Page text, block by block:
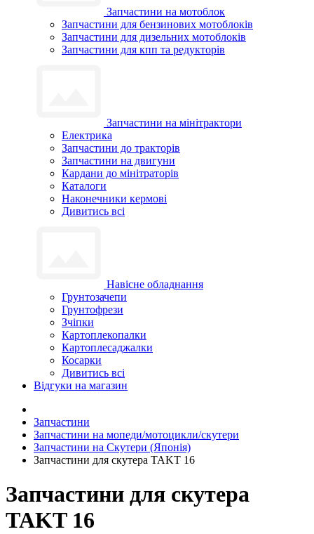
Запчастини на мотоблок
Запчастини для бензинових мотоблоків
Запчастини для дизельних мотоблоків
Запчастини для кпп та редукторів
Запчастини на мінітрактори
Електрика
Запчастини до тракторів
Запчастини на двигуни
Кардани до мінітраторів
Каталоги
Наконечники кермові
Дивитись всі
Навісне обладнання
Грунтозачепи
Грунтофрези
Зчіпки
Картоплекопалки
Картоплесаджалки
Косарки
Дивитись всі
Відгуки на магазин
Запчастини
Запчастини на мопеди/мотоцикли/скутери
Запчастини на Скутери (Японія)
Запчастини для скутера TAKT 16
Запчастини для скутера
TAKT 16